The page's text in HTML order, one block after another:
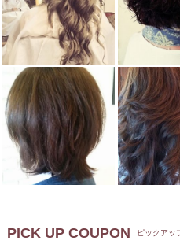
PICK UP COUPON ピックアッ